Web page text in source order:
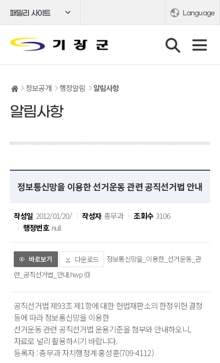
패밀리 사이트 Language
정보공개 행정알림 알림사항
알림사항
정보통신망을 이용한 선거운동 관련 공직선거법 안내
작성일 2012/01/20/ 작성자 총무과 조회수 3106
행정번호 null
다운로드
정보통신망을_이용한_선거운동_관
련_공직선거법_안내.hwp (0)
공직선거법 제93조 제1항에 대한 헌법재판소의 한정위헌 결정
등에 따라 정보통신망을 이용한
선거운동 관련 공직선거법 운용기준을 첨부와 안내하오니,
자료로 널리 활용하시기 바랍니다.
등록자 : 총무과 자치행정계 홍성훈(709-4112)